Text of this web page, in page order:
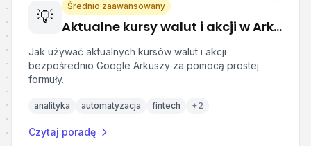
💡
Średnio zaawansowany
Aktualne kursy walut i akcji w Arkuszach Google
Jak używać aktualnych kursów walut i akcji
bezpośrednio Google Arkuszy za pomocą prostej
formuły.
analityka automatyzacja fintech +2
Czytaj poradę